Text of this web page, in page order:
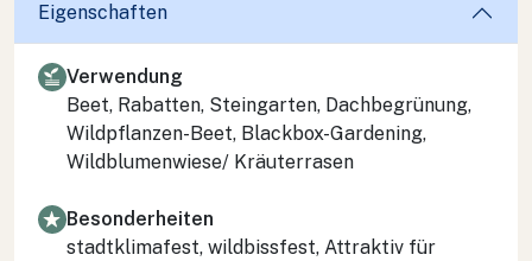
Eigenschaften
Verwendung
Beet, Rabatten, Steingarten, Dachbegrünung,
Wildpflanzen-Beet, Blackbox-Gardening,
Wildblumenwiese/ Kräuterrasen
Besonderheiten
stadtklimafest, wildbissfest, Attraktiv für